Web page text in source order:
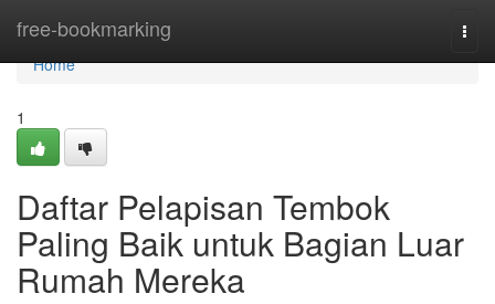
free-bookmarking
Home
Home
1
Daftar Pelapisan Tembok
Paling Baik untuk Bagian Luar
Rumah Mereka